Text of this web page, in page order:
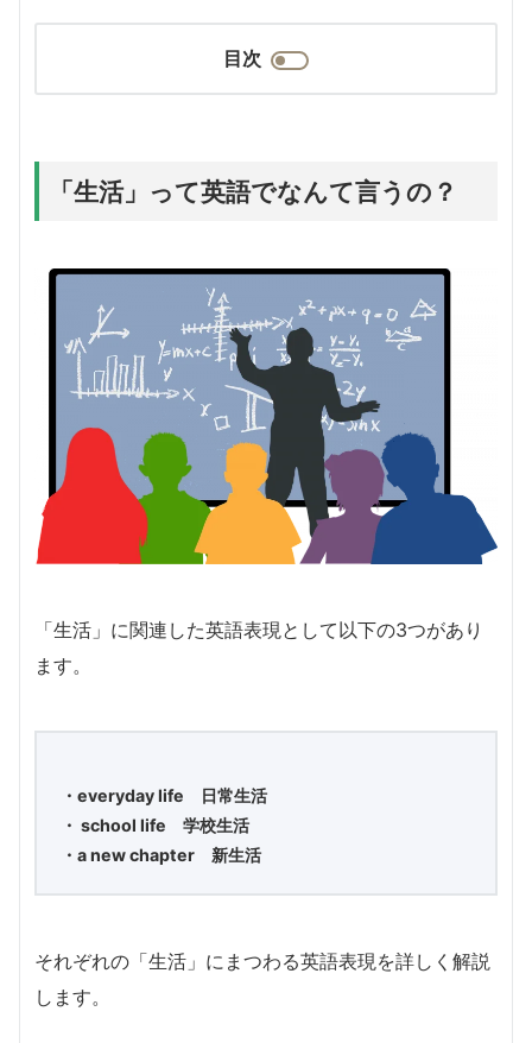
目次
「生活」って英語でなんて言うの？
「生活」に関連した英語表現として以下の3つがあり
ます。
・everyday life 日常生活
・ school life 学校生活
・a new chapter 新生活
それぞれの「生活」にまつわる英語表現を詳しく解説
します。